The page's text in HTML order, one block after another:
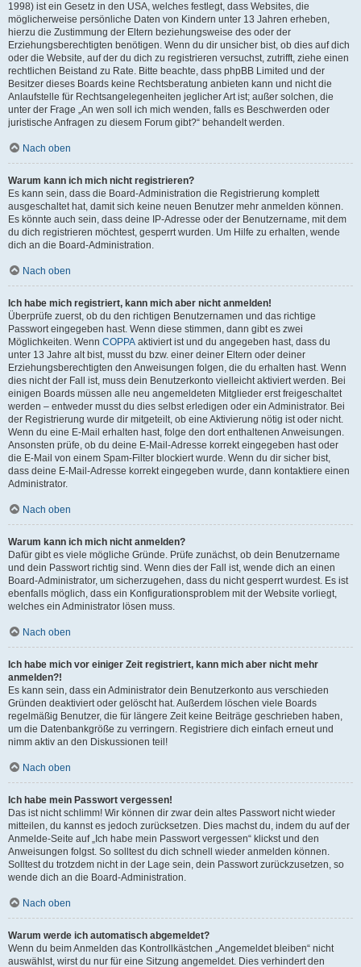
1998) ist ein Gesetz in den USA, welches festlegt, dass Websites, die
möglicherweise persönliche Daten von Kindern unter 13 Jahren erheben,
hierzu die Zustimmung der Eltern beziehungsweise des oder der
Erziehungsberechtigten benötigen. Wenn du dir unsicher bist, ob dies auf dich
oder die Website, auf der du dich zu registrieren versuchst, zutrifft, ziehe einen
rechtlichen Beistand zu Rate. Bitte beachte, dass phpBB Limited und der
Besitzer dieses Boards keine Rechtsberatung anbieten kann und nicht die
Anlaufstelle für Rechtsangelegenheiten jeglicher Art ist; außer solchen, die
unter der Frage „An wen soll ich mich wenden, falls es Beschwerden oder
juristische Anfragen zu diesem Forum gibt?“ behandelt werden.
Nach oben
Warum kann ich mich nicht registrieren?
Es kann sein, dass die Board-Administration die Registrierung komplett
ausgeschaltet hat, damit sich keine neuen Benutzer mehr anmelden können.
Es könnte auch sein, dass deine IP-Adresse oder der Benutzername, mit dem
du dich registrieren möchtest, gesperrt wurden. Um Hilfe zu erhalten, wende
dich an die Board-Administration.
Nach oben
Ich habe mich registriert, kann mich aber nicht anmelden!
Überprüfe zuerst, ob du den richtigen Benutzernamen und das richtige
Passwort eingegeben hast. Wenn diese stimmen, dann gibt es zwei
Möglichkeiten. Wenn COPPA aktiviert ist und du angegeben hast, dass du
unter 13 Jahre alt bist, musst du bzw. einer deiner Eltern oder deiner
Erziehungsberechtigten den Anweisungen folgen, die du erhalten hast. Wenn
dies nicht der Fall ist, muss dein Benutzerkonto vielleicht aktiviert werden. Bei
einigen Boards müssen alle neu angemeldeten Mitglieder erst freigeschaltet
werden – entweder musst du dies selbst erledigen oder ein Administrator. Bei
der Registrierung wurde dir mitgeteilt, ob eine Aktivierung nötig ist oder nicht.
Wenn du eine E-Mail erhalten hast, folge den dort enthaltenen Anweisungen.
Ansonsten prüfe, ob du deine E-Mail-Adresse korrekt eingegeben hast oder
die E-Mail von einem Spam-Filter blockiert wurde. Wenn du dir sicher bist,
dass deine E-Mail-Adresse korrekt eingegeben wurde, dann kontaktiere einen
Administrator.
Nach oben
Warum kann ich mich nicht anmelden?
Dafür gibt es viele mögliche Gründe. Prüfe zunächst, ob dein Benutzername
und dein Passwort richtig sind. Wenn dies der Fall ist, wende dich an einen
Board-Administrator, um sicherzugehen, dass du nicht gesperrt wurdest. Es ist
ebenfalls möglich, dass ein Konfigurationsproblem mit der Website vorliegt,
welches ein Administrator lösen muss.
Nach oben
Ich habe mich vor einiger Zeit registriert, kann mich aber nicht mehr
anmelden?!
Es kann sein, dass ein Administrator dein Benutzerkonto aus verschieden
Gründen deaktiviert oder gelöscht hat. Außerdem löschen viele Boards
regelmäßig Benutzer, die für längere Zeit keine Beiträge geschrieben haben,
um die Datenbankgröße zu verringern. Registriere dich einfach erneut und
nimm aktiv an den Diskussionen teil!
Nach oben
Ich habe mein Passwort vergessen!
Das ist nicht schlimm! Wir können dir zwar dein altes Passwort nicht wieder
mitteilen, du kannst es jedoch zurücksetzen. Dies machst du, indem du auf der
Anmelde-Seite auf „Ich habe mein Passwort vergessen“ klickst und den
Anweisungen folgst. So solltest du dich schnell wieder anmelden können.
Solltest du trotzdem nicht in der Lage sein, dein Passwort zurückzusetzen, so
wende dich an die Board-Administration.
Nach oben
Warum werde ich automatisch abgemeldet?
Wenn du beim Anmelden das Kontrollkästchen „Angemeldet bleiben“ nicht
auswählst, wirst du nur für eine Sitzung angemeldet. Dies verhindert den